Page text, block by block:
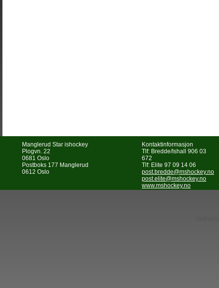
Manglerud Star ishockey
Plogvn. 22
0681 Oslo
Postboks 177 Manglerud
0612 Oslo
Kontaktinformasjon
Tlf: Bredde/Ishall 906 03
672
Tlf: Elite 97 09 14 06
post.bredde@mshockey.no
post.elite@mshockey.no
www.mshockey.no